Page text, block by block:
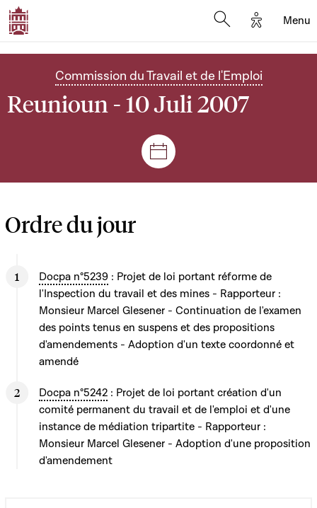
Options
Menu
Commission du Travail et de l'Emploi
Reunioun - 10 Juli 2007
Sëtzungen a Reuniounen
Ordre du jour
Docpa n°5239 : Projet de loi portant réforme de
l'Inspection du travail et des mines - Rapporteur :
Monsieur Marcel Glesener - Continuation de l'examen
des points tenus en suspens et des propositions
d'amendements - Adoption d'un texte coordonné et
amendé
Docpa n°5242 : Projet de loi portant création d'un
comité permanent du travail et de l'emploi et d'une
instance de médiation tripartite - Rapporteur :
Monsieur Marcel Glesener - Adoption d'une proposition
d'amendement